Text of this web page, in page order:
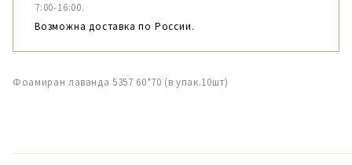
7:00-16:00.
Возможна доставка по России.
Фоамиран лаванда 5357 60*70 (в упак.10шт)